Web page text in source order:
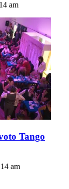
am
Tango
am